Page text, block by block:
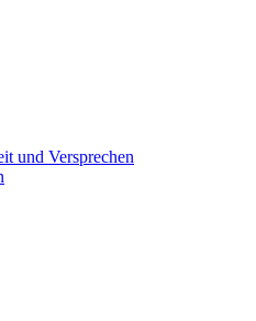
und Versprechen